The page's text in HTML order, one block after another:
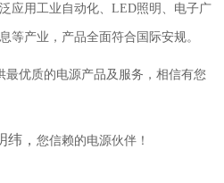
应用工业自动化、LED照明、电子广
等产业，产品全面符合国际安规。
优质的电源产品及服务，相信有您
， 您信赖的电源伙伴！